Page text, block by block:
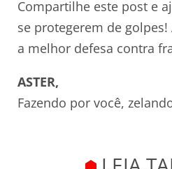
Compartilhe este post e
se protegerem de
a melhor defesa contra
ASTER,
Fazendo por você,